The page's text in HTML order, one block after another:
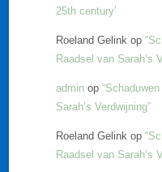
25th century’
Roeland Gelink op
Raadsel van Sarah’s
admin op
Sarah’s Verdwijning”
Roeland Gelink op
Raadsel van Sarah’s